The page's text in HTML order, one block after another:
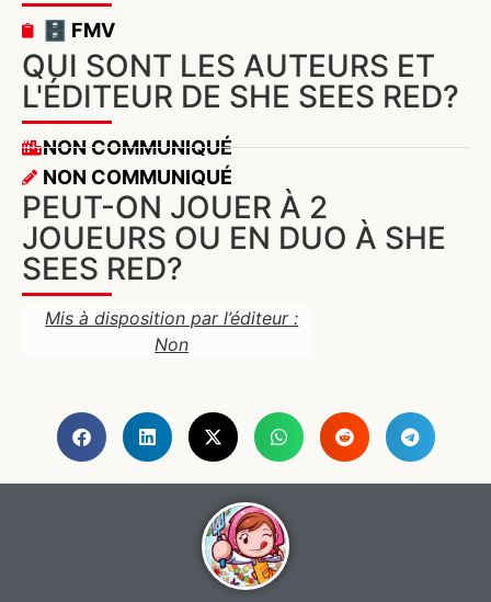
🗄️ FMV
QUI SONT LES AUTEURS ET
L'ÉDITEUR DE SHE SEES RED?
NON COMMUNIQUÉ
NON COMMUNIQUÉ
PEUT-ON JOUER À 2
JOUEURS OU EN DUO À SHE
SEES RED?
Mis à disposition par l’éditeur :
Non